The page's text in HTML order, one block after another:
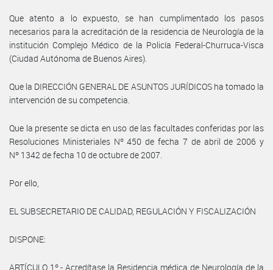
Que atento a lo expuesto, se han cumplimentado los pasos
necesarios para la acreditación de la residencia de Neurología de la
institución Complejo Médico de la Policía Federal-Churruca-Visca
(Ciudad Autónoma de Buenos Aires).
Que la DIRECCIÓN GENERAL DE ASUNTOS JURÍDICOS ha tomado la
intervención de su competencia.
Que la presente se dicta en uso de las facultades conferidas por las
Resoluciones Ministeriales Nº 450 de fecha 7 de abril de 2006 y
Nº 1342 de fecha 10 de octubre de 2007.
Por ello,
EL SUBSECRETARIO DE CALIDAD, REGULACIÓN Y FISCALIZACIÓN
DISPONE:
ARTÍCULO 1º.- Acredítase la Residencia médica de Neurología de la